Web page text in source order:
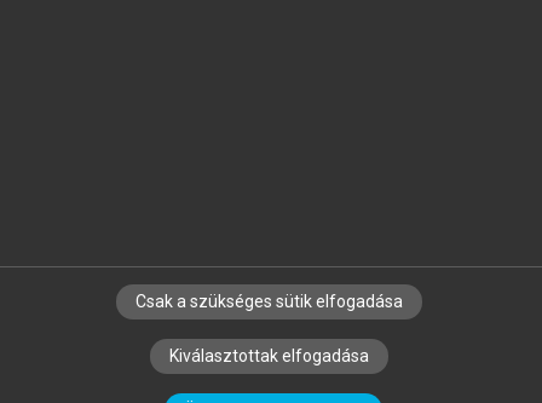
SZERZŐKNEK CÉGEKNEK KÖNYVTÁROSOKNAK
SZERKESZTÉSI ÉS LEKTORÁLÁSI ALAPELVEK
Csak a szükséges sütik elfogadása
Kiválasztottak elfogadása